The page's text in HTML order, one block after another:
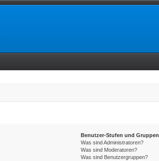
Benutzer-Stufen und Gruppen
Was sind Administratoren?
Was sind Moderatoren?
Was sind Benutzergruppen?